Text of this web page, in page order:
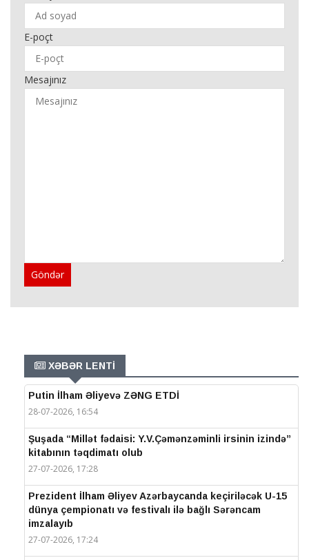
E-poçt
Mesajınız
Göndər
XƏBƏR LENTİ
Putin İlham Əliyevə ZƏNG ETDİ
28-07-2026, 16:54
Şuşada “Millət fədaisi: Y.V.Çəmənzəminli irsinin izində”
kitabının təqdimatı olub
27-07-2026, 17:28
Prezident İlham Əliyev Azərbaycanda keçiriləcək U-15
dünya çempionatı və festivalı ilə bağlı Sərəncam
imzalayıb
27-07-2026, 17:24